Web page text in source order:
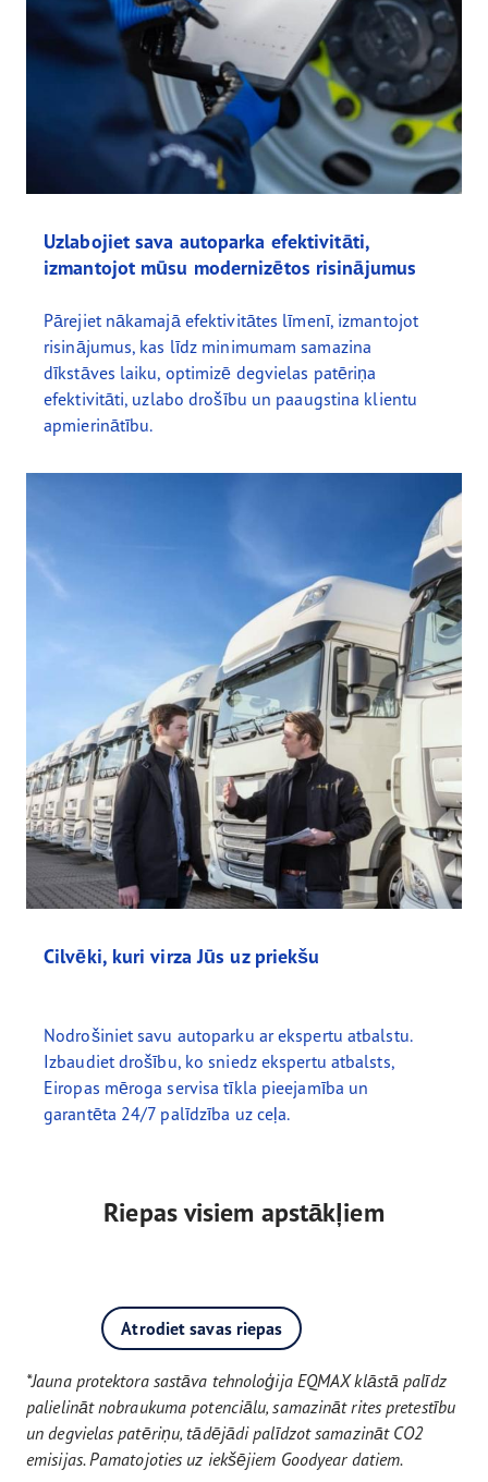
Uzlabojiet sava autoparka efektivitāti,
izmantojot mūsu modernizētos risinājumus
Pārejiet nākamajā efektivitātes līmenī, izmantojot
risinājumus, kas līdz minimumam samazina
dīkstāves laiku, optimizē degvielas patēriņa
efektivitāti, uzlabo drošību un paaugstina klientu
apmierinātību.
Cilvēki, kuri virza Jūs uz priekšu
Nodrošiniet savu autoparku ar ekspertu atbalstu.
Izbaudiet drošību, ko sniedz ekspertu atbalsts,
Eiropas mēroga servisa tīkla pieejamība un
garantēta 24/7 palīdzība uz ceļa.
Riepas visiem apstākļiem
Atrodiet savas riepas
*Jauna protektora sastāva tehnoloģija EQMAX klāstā palīdz
palielināt nobraukuma potenciālu, samazināt rites pretestību
un degvielas patēriņu, tādējādi palīdzot samazināt CO2
emisijas. Pamatojoties uz iekšējiem Goodyear datiem.